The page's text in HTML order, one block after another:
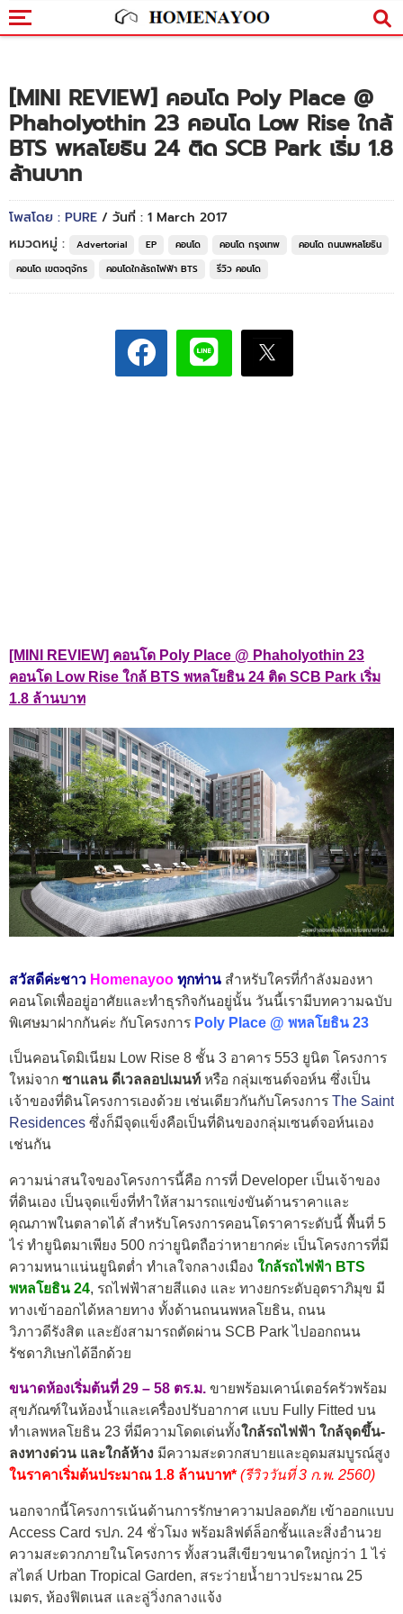
[MINI REVIEW] คอนโด Poly Place @
Phaholyothin 23 คอนโด Low Rise ใกล้
BTS พหลโยธิน 24 ติด SCB Park เริ่ม 1.8
ล้านบาท
โพสโดย : PURE / วันที่ : 1 March 2017
หมวดหมู่ :
Advertorial EP คอนโด คอนโด กรุงเทพ
คอนโด ถนนพหลโยธิน
คอนโด เขตจตุจักร
คอนโดใกล้รถไฟฟ้า BTS รีวิว คอนโด
[MINI REVIEW] คอนโด Poly Place @ Phaholyothin 23
คอนโด Low Rise ใกล้ BTS พหลโยธิน 24 ติด SCB Park เริ่ม
1.8 ล้านบาท
สวัสดีค่ะชาว Homenayoo ทุกท่าน สำหรับใครที่กำลังมองหา
คอนโดเพื่ออยู่อาศัยและทำธุรกิจกันอยู่นั้น วันนี้เรามีบทความฉบับ
พิเศษมาฝากกันค่ะ กับโครงการ Poly Place @ พหลโยธิน 23
เป็นคอนโดมิเนียม Low Rise 8 ชั้น 3 อาคาร 553 ยูนิต โครงการ
ใหม่จาก ซาแลน ดีเวลลอปเมนท์ หรือ กลุ่มเซนต์จอห์น ซึ่งเป็น
เจ้าของที่ดินโครงการเองด้วย เช่นเดียวกันกับโครงการ The Saint
Residences ซึ่งก็มีจุดแข็งคือเป็นที่ดินของกลุ่มเซนต์จอห์นเอง
เช่นกัน
ความน่าสนใจของโครงการนี้คือ การที่ Developer เป็นเจ้าของ
ที่ดินเอง เป็นจุดแข็งที่ทำให้สามารถแข่งขันด้านราคาและ
คุณภาพในตลาดได้ สำหรับโครงการคอนโดราคาระดับนี้ พื้นที่ 5
ไร่ ทำยูนิตมาเพียง 500 กว่ายูนิตถือว่าหายากค่ะ เป็นโครงการที่มี
ความหนาแน่นยูนิตต่ำ ทำเลใจกลางเมือง ใกล้รถไฟฟ้า BTS
พหลโยธิน 24, รถไฟฟ้าสายสีแดง และ ทางยกระดับอุตราภิมุข มี
ทางเข้าออกได้หลายทาง ทั้งด้านถนนพหลโยธิน, ถนน
วิภาวดีรังสิต และยังสามารถตัดผ่าน SCB Park ไปออกถนน
รัชดาภิเษกได้อีกด้วย
ขนาดห้องเริ่มต้นที่ 29 – 58 ตร.ม. ขายพร้อมเคาน์เตอร์ครัวพร้อม
สุขภัณฑ์ในห้องน้ำและเครื่องปรับอากาศ แบบ Fully Fitted บน
ทำเลพหลโยธิน 23 ที่มีความโดดเด่นทั้งใกล้รถไฟฟ้า ใกล้จุดขึ้น-
ลงทางด่วน และใกล้ห้าง มีความสะดวกสบายและอุดมสมบูรณ์สูง
ในราคาเริ่มต้นประมาณ 1.8 ล้านบาท* (รีวิววันที่ 3 ก.พ. 2560)
นอกจากนี้โครงการเน้นด้านการรักษาความปลอดภัย เข้าออกแบบ
Access Card รปภ. 24 ชั่วโมง พร้อมลิฟต์ล็อกชั้นและสิ่งอำนวย
ความสะดวกภายในโครงการ ทั้งสวนสีเขียวขนาดใหญ่กว่า 1 ไร่
สไตล์ Urban Tropical Garden, สระว่ายน้ำยาวประมาณ 25
เมตร, ห้องฟิตเนส และลู่วิ่งกลางแจ้ง